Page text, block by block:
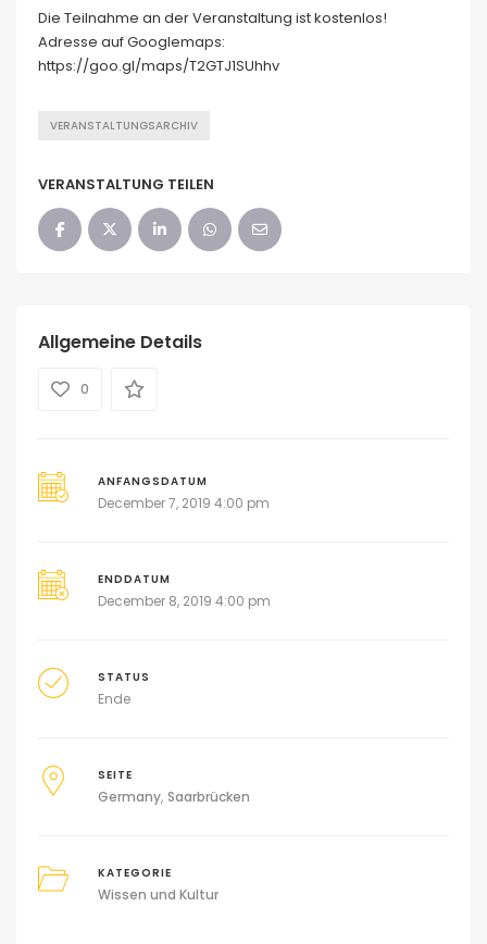
Die Teilnahme an der Veranstaltung ist kostenlos!
Adresse auf Googlemaps:
https://goo.gl/maps/T2GTJ1SUhhv
VERANSTALTUNGSARCHIV
VERANSTALTUNG TEILEN
Allgemeine Details
0
ANFANGSDATUM
December 7, 2019 4:00 pm
ENDDATUM
December 8, 2019 4:00 pm
STATUS
Ende
SEITE
Germany Saarbrücken
KATEGORIE
Wissen und Kultur